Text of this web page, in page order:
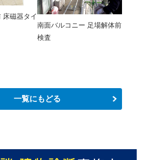
床磁器タイ
南面バルコニー 足場解体前
検査
一覧にもどる